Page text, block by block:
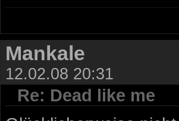
Mankale
12.02.08 20:31
Re: Dead like me